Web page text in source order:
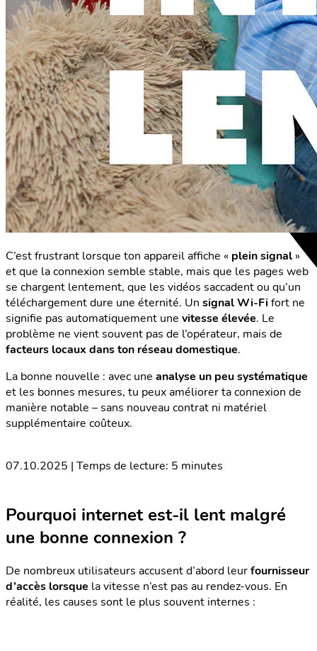
C’est frustrant lorsque ton appareil affiche « plein signal »
et que la connexion semble stable, mais que les pages web
se chargent lentement, que les vidéos saccadent ou qu’un
téléchargement dure une éternité. Un signal Wi-Fifort ne
signifie pas automatiquement une vitesse élevée. Le
problème ne vient souvent pas de l’opérateur, mais de
facteurs locaux dans ton réseau domestique.
La bonne nouvelle : avec une analyse un peu systématique
et les bonnes mesures, tu peux améliorer ta connexion de
manière notable – sans nouveau contrat ni matériel
supplémentaire coûteux.
07.10.2025 | Temps de lecture: 5 minutes
Pourquoi internet est-il lent malgré
une bonne connexion ?
De nombreux utilisateurs accusent d’abord leurfournisseur
d’accès lorsque la vitesse n’est pas au rendez-vous. En
réalité, les causes sont le plus souvent internes :